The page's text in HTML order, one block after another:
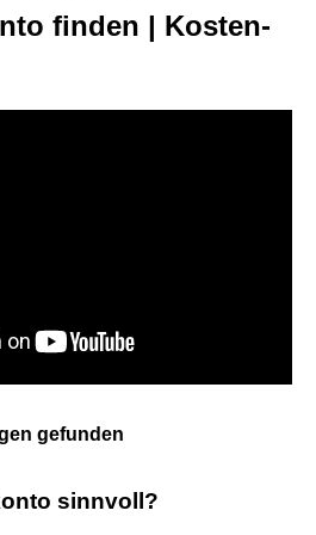
finden | Kosten-
gefunden
sinnvoll?